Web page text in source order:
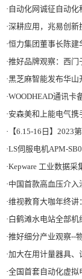
· 自动化网诚征自动
·深耕应用，兆易创新
·恒力集团董事长陈建华：致力于打造
·推好品牌观察：西门
·黑芝麻智能发布华山
·WOODHEAD通讯卡备品
·安森美和上能电气携手引领可持续能
· 【6.15-16日】2023
·LS伺服电机APM-
·Kepware 工业数据采
·中国首款高血压介
·维视教育大咖年终讲
·白鹤滩水电站全部机组投产发电 世界最
·推好细分产业观察--物联网：2026
·加大在用计量器具、试验检测设备的
·全国首套自动化虚拟电